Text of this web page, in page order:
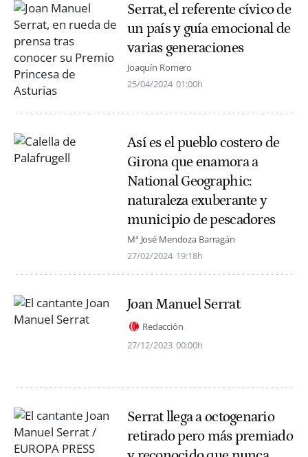
Serrat, el referente cívico de
un país y guía emocional de
varias generaciones
Joaquín Romero
25/04/2024 01:00h
Así es el pueblo costero de
Girona que enamora a
National Geographic:
naturaleza exuberante y
municipio de pescadores
Mª José Mendoza Barragán
27/02/2024 19:18h
Joan Manuel Serrat
Redacción
27/12/2023 00:00h
Serrat llega a octogenario
retirado pero más premiado